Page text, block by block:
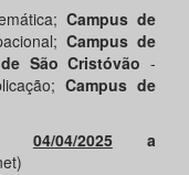
Campus de
Campus de
São Cristóvão -
Campus de
04/04/2025a